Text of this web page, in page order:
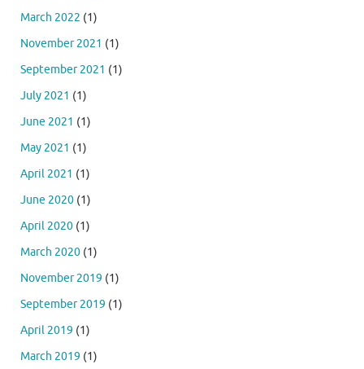
March 2022 (1)
November 2021 (1)
September 2021 (1)
July 2021 (1)
June 2021 (1)
May 2021 (1)
April 2021 (1)
June 2020 (1)
April 2020 (1)
March 2020 (1)
November 2019 (1)
September 2019 (1)
April 2019 (1)
March 2019 (1)